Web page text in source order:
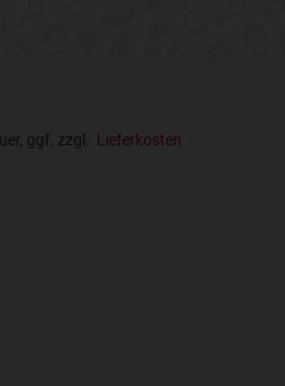
ggf. zzgl. Lieferkosten